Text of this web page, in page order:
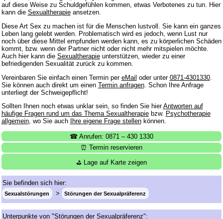
auf diese Weise zu Schuldgefühlen kommen, etwas Verbotenes zu tun. Hier
kann die Sexualtherapieansetzen.
Diese Art Sex zu machen ist für die Menschen lustvoll. Sie kann ein ganzes
Leben lang gelebt werden. Problematisch wird es jedoch, wenn Lust nur
noch über diese Mittel empfunden werden kann, es zu körperlichen Schäden
kommt, bzw. wenn der Partner nicht oder nicht mehr mitspielen möchte.
Auch hier kann die Sexualtherapieunterstützen, wieder zu einer
befriedigenden Sexualität zurück zu kommen.
Vereinbaren Sie einfach einen Termin per eMail oder unter 0871-4301330.
Sie können auch direkt um einen Termin anfragen. Schon Ihre Anfrage
unterliegt der Schweigepflicht!
Sollten Ihnen noch etwas unklar sein, so finden Sie hierAntworten auf
häufige Fragen rund um das Thema Sexualtherapiebzw. Psychotherapie
allgemein, wo Sie auch Ihre eigene Frage stellenkönnen.
☎ Anrufen: 0871 – 430 1330
⏰ Termin reservieren
⛳ Lage auf Karte zeigen
Sie befinden sich hier:
Sexualstörungen Störungen der Sexualpräferenz
Unterpunkte von "Störungen der Sexualpräferenz":